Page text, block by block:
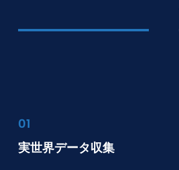
01
実世界データ収集